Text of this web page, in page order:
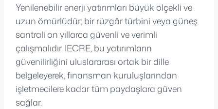
Yenilenebilir enerji yatırımları büyük ölçekli ve
uzun ömürlüdür; bir rüzgâr türbini veya güneş
santrali on yıllarca güvenli ve verimli
çalışmalıdır. IECRE, bu yatırımların
güvenilirliğini uluslararası ortak bir dille
belgeleyerek, finansman kuruluşlarından
işletmecilere kadar tüm paydaşlara güven
sağlar.